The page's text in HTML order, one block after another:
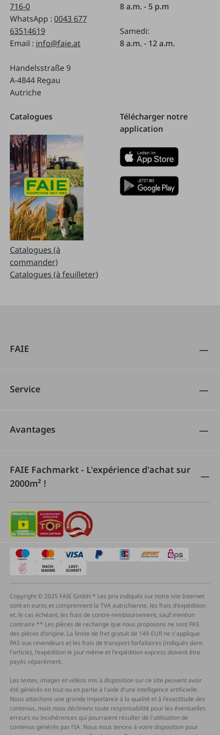
716-0
WhatsApp : 0043 677
63514619
Email : info@faie.at
Handelsstraße 9
A-4844 Regau
Autriche
8 a.m. - 5 p.m
Samedi:
8 a.m. - 12 a.m.
Catalogues
Catalogues (à
commander)
Catalogues (à feuilleter)
Télécharger notre
application
FAIE
Service
Avantages
FAIE Fachmarkt - L'expérience d'achat sur
2000m² !
Copyright © 2025 FAIE GmbH * Les prix indiqués sur notre site Internet
sont en euros et comprennent la TVA autrichienne, les frais d'expédition
et, le cas échéant, les frais de contre-remboursement, sauf mention
contraire ** Les pièces de rechange que nous proposons ne sont PAS
des pièces d'origine. La limite de fret gratuit de 149 EUR ne s'applique
PAS aux revendeurs et les frais de transport forfaitaires (indiqués dans
l'article), l'expédition le jour même et l'expédition express doivent être
payés séparément.
Les textes, images et vidéos mis à disposition sur ce site peuvent avoir
été générés en tout ou en partie à l'aide d'une intelligence artificielle.
Nous attachons une grande importance à la qualité et à l'exactitude des
contenus, mais nous déclinons toute responsabilité pour les éventuelles
erreurs ou incohérences qui pourraient résulter de l'utilisation de
contenus générés par l'IA. Nous nous tenons à votre disposition pour